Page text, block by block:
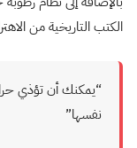
الكتب التاريخية من
“يمكنك أن تؤذي
نفسها”